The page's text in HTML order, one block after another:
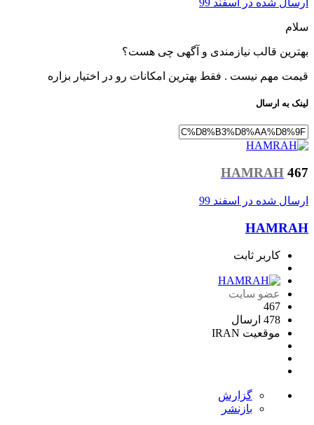
ارسال شده در اسفند 99
سلام
بهترین قالب نیازمندی و آگهی چی هست؟
قیمت مهم نیست . فقط بهترین امکانات رو در اختیار بزاره
لینک به ارسال
HAMRAH 467
ارسال شده در اسفند 99
HAMRAH
کاربر ثابت
عضو سایت
467
478 ارسال
موقعیت IRAN
گزارش
بازنشر